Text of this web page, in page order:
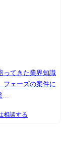
ジー:React
フェーズ:企画・デ
フェーズ:設計、
ジ、Spring webに
試験、保守運用
ってきた業界知識
フェーズの案件に
管理システム開
イト企画開発
相談する